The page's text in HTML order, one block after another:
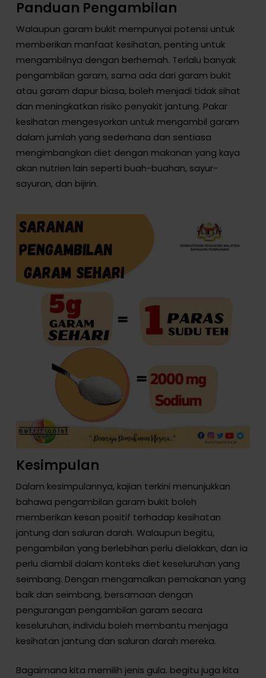
Panduan Pengambilan
Walaupun garam bukit mempunyai potensi untuk
memberikan manfaat kesihatan, penting untuk
mengambilnya dengan berhemah. Terlalu banyak
pengambilan garam, sama ada dari garam bukit
atau garam dapur biasa, boleh menjadi tidak sihat
dan meningkatkan risiko penyakit jantung. Pakar
kesihatan mengesyorkan untuk mengambil garam
dalam jumlah yang sederhana dan sentiasa
mengimbangkan diet dengan makanan yang kaya
akan nutrien lain seperti buah-buahan, sayur-
sayuran, dan bijirin.
Kesimpulan
Dalam kesimpulannya, kajian terkini menunjukkan
bahawa pengambilan garam bukit boleh
memberikan kesan positif terhadap kesihatan
jantung dan saluran darah. Walaupun begitu,
pengambilan yang berlebihan perlu dielakkan, dan ia
perlu diambil dalam konteks diet keseluruhan yang
seimbang. Dengan mengamalkan pemakanan yang
baik dan seimbang, bersamaan dengan
pengurangan pengambilan garam secara
keseluruhan, individu boleh membantu menjaga
kesihatan jantung dan saluran darah mereka.
Bagaimana kita memilih jenis gula. begitu juga kita